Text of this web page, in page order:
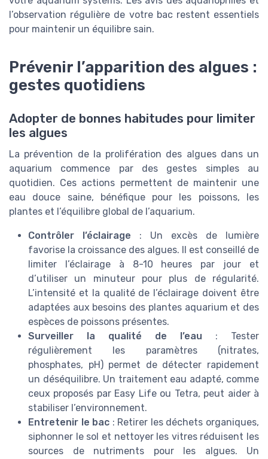
l’observation régulière de votre bac restent essentiels
pour maintenir un équilibre sain.
Prévenir l’apparition des algues :
gestes quotidiens
Adopter de bonnes habitudes pour limiter
les algues
La prévention de la prolifération des algues dans un
aquarium commence par des gestes simples au
quotidien. Ces actions permettent de maintenir une
eau douce saine, bénéfique pour les poissons, les
plantes et l’équilibre global de l’aquarium.
Contrôler l’éclairage : Un excès de lumière
favorise la croissance des algues. Il est conseillé de
limiter l’éclairage à 8-10 heures par jour et
d’utiliser un minuteur pour plus de régularité.
L’intensité et la qualité de l’éclairage doivent être
adaptées aux besoins des plantes aquarium et des
espèces de poissons présentes.
Surveiller la qualité de l’eau : Tester
régulièrement les paramètres (nitrates,
phosphates, pH) permet de détecter rapidement
un déséquilibre. Un traitement eau adapté, comme
ceux proposés par Easy Life ou Tetra, peut aider à
stabiliser l’environnement.
Entretenir le bac : Retirer les déchets organiques,
siphonner le sol et nettoyer les vitres réduisent les
sources de nutriments pour les algues. Un